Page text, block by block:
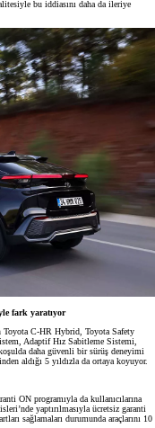
bu iddiasını daha da ileriye
fark yaratıyor
Toyota C-HR Hybrid, Toyota Safety
Adaptif Hız Sabitleme Sistemi,
daha güvenli bir sürüş deneyimi
aldığı 5 yıldızla da ortaya koyuyor.
ON programıyla da kullanıcılarına
yaptırılmasıyla ücretsiz garanti
sağlamaları durumunda araçlarını 10